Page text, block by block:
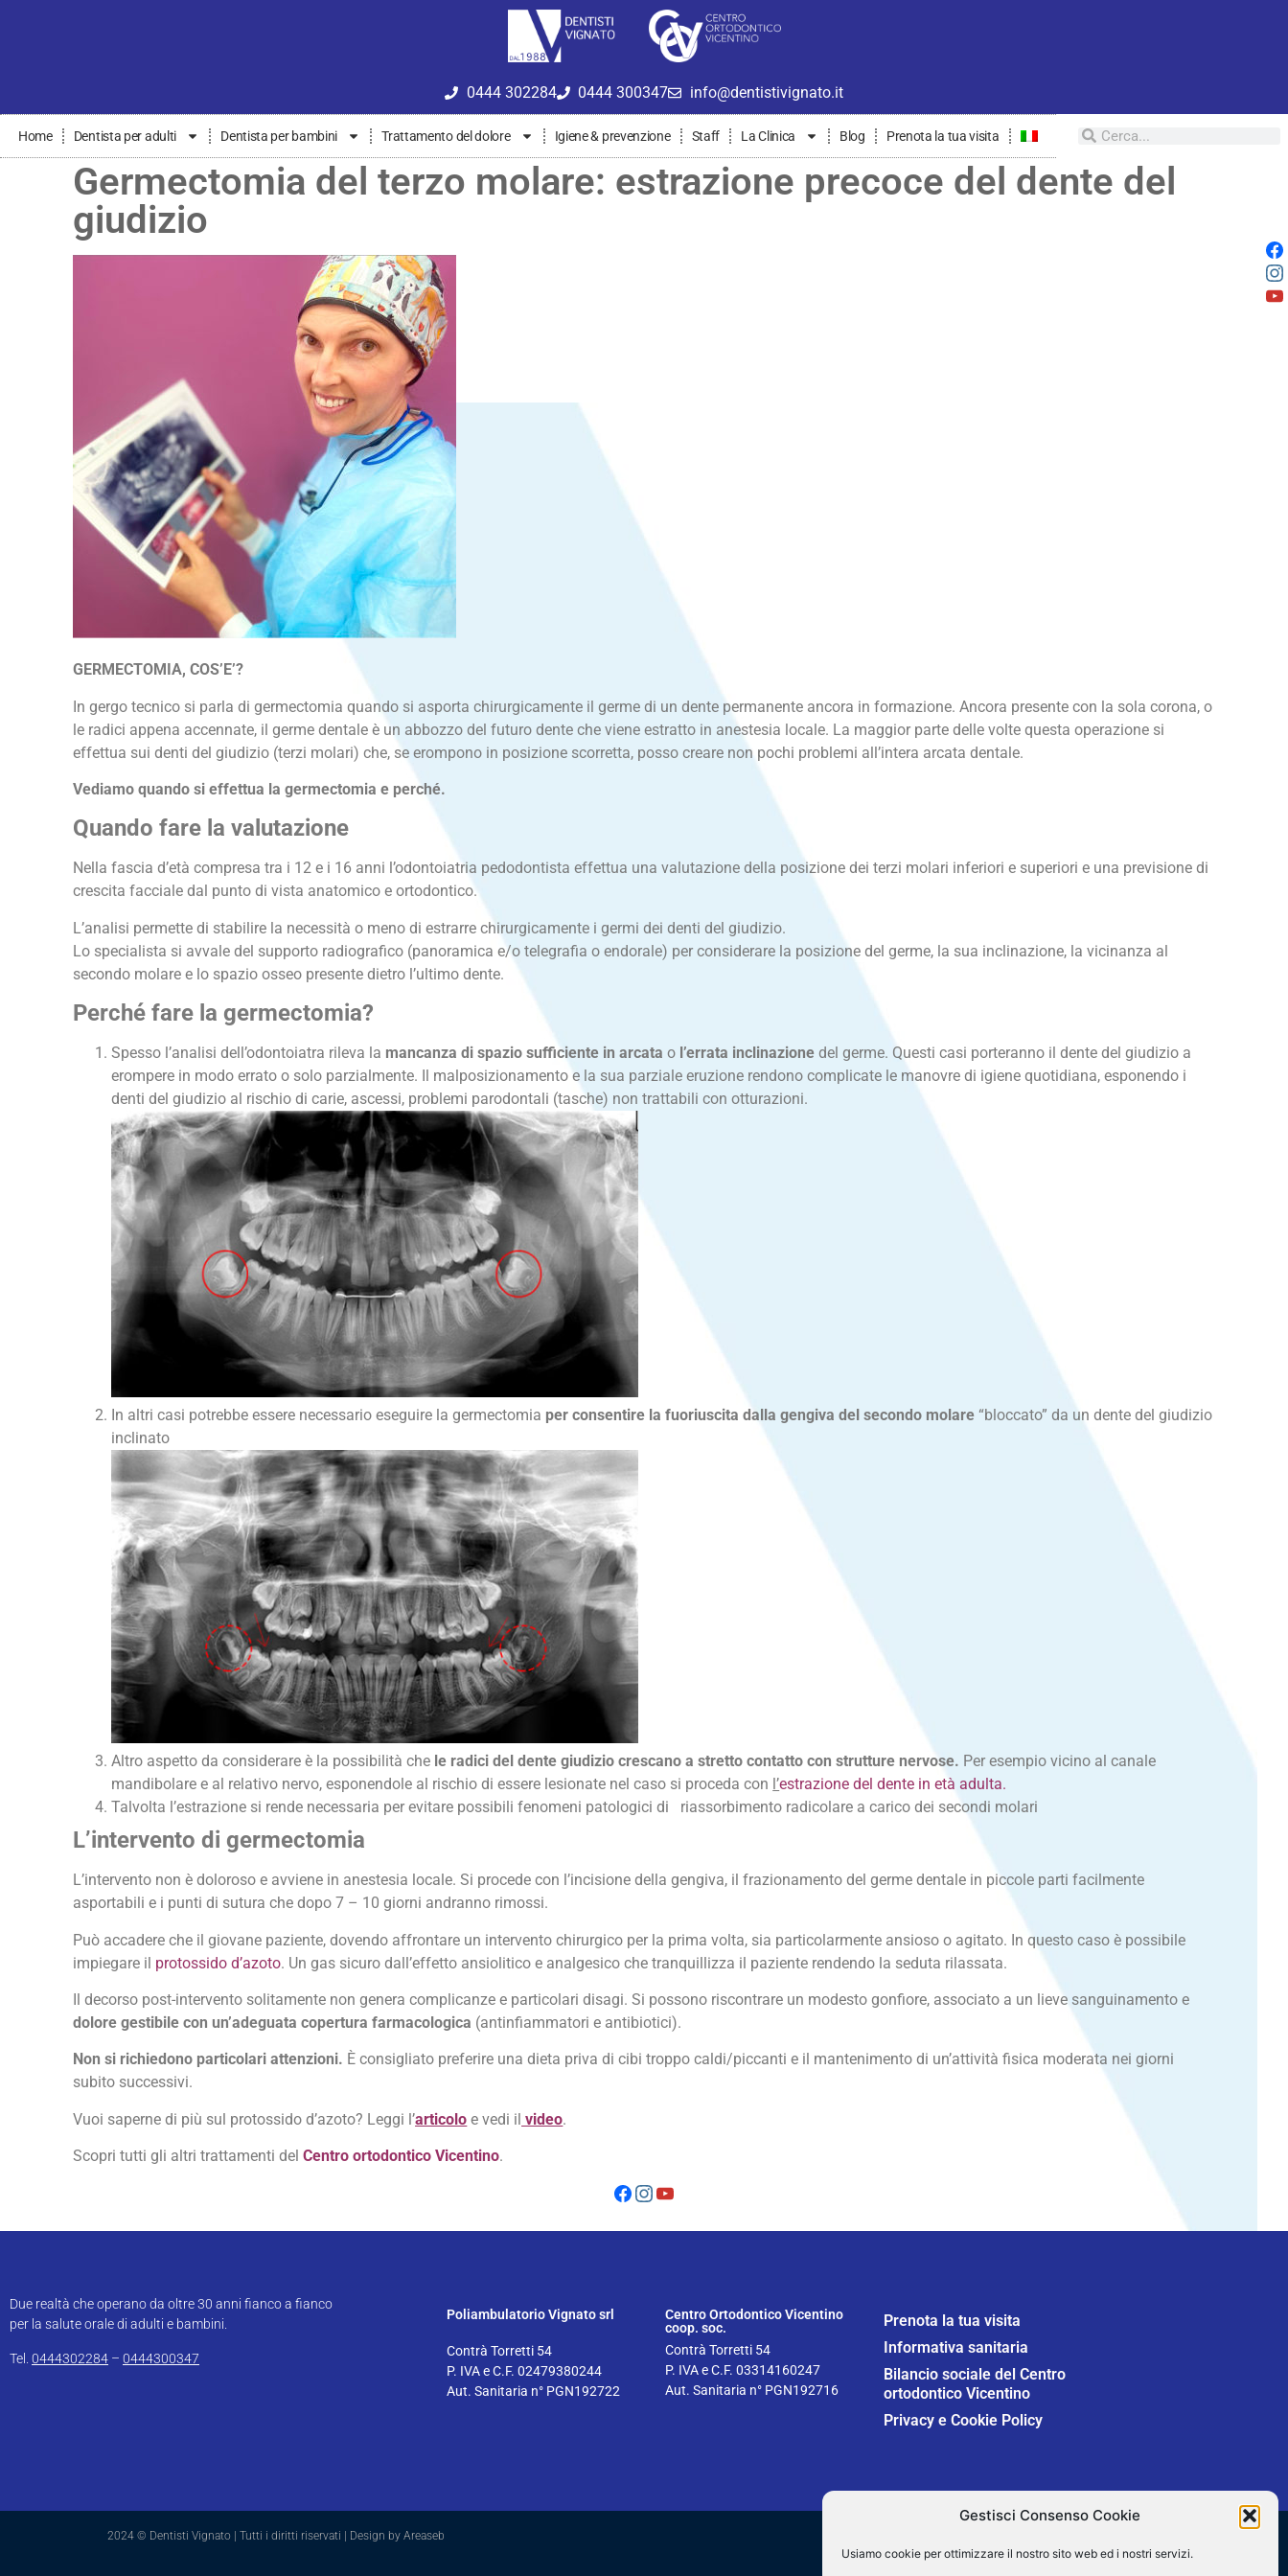
Gestisci Consenso Cookie
Usiamo cookie per ottimizzare il nostro sito web ed i nostri servizi.
0444 302284 0444 300347 info@dentistivignato.it
Home Dentista per adulti Dentista per bambini Trattamento del dolore Igiene & prevenzione Staff La Clinica Blog Prenota la tua visita
Germectomia del terzo molare: estrazione precoce del dente del
giudizio
GERMECTOMIA, COS’E’?
In gergo tecnico si parla di germectomia quando si asporta chirurgicamente il germe di un dente permanente ancora in formazione. Ancora presente con la sola corona, o
le radici appena accennate, il germe dentale è un abbozzo del futuro dente che viene estratto in anestesia locale. La maggior parte delle volte questa operazione si
effettua sui denti del giudizio (terzi molari) che, se erompono in posizione scorretta, posso creare non pochi problemi all’intera arcata dentale.
Vediamo quando si effettua la germectomia e perché.
Quando fare la valutazione
Nella fascia d’età compresa tra i 12 e i 16 anni l’odontoiatria pedodontista effettua una valutazione della posizione dei terzi molari inferiori e superiori e una previsione di
crescita facciale dal punto di vista anatomico e ortodontico.
L’analisi permette di stabilire la necessità o meno di estrarre chirurgicamente i germi dei denti del giudizio.
Lo specialista si avvale del supporto radiografico (panoramica e/o telegrafia o endorale) per considerare la posizione del germe, la sua inclinazione, la vicinanza al
secondo molare e lo spazio osseo presente dietro l’ultimo dente.
Perché fare la germectomia?
Spesso l’analisi dell’odontoiatra rileva la mancanza di spazio sufficiente in arcata o l’errata inclinazione del germe. Questi casi porteranno il dente del giudizio a
erompere in modo errato o solo parzialmente. Il malposizionamento e la sua parziale eruzione rendono complicate le manovre di igiene quotidiana, esponendo i
denti del giudizio al rischio di carie, ascessi, problemi parodontali (tasche) non trattabili con otturazioni.
In altri casi potrebbe essere necessario eseguire la germectomia per consentire la fuoriuscita dalla gengiva del secondo molare “bloccato” da un dente del giudizio
inclinato
Altro aspetto da considerare è la possibilità che le radici del dente giudizio crescano a stretto contatto con strutture nervose. Per esempio vicino al canale
mandibolare e al relativo nervo, esponendole al rischio di essere lesionate nel caso si proceda con l’estrazione del dente in età adulta.
Talvolta l’estrazione si rende necessaria per evitare possibili fenomeni patologici di riassorbimento radicolare a carico dei secondi molari
L’intervento di germectomia
L’intervento non è doloroso e avviene in anestesia locale. Si procede con l’incisione della gengiva, il frazionamento del germe dentale in piccole parti facilmente
asportabili e i punti di sutura che dopo 7 – 10 giorni andranno rimossi.
Può accadere che il giovane paziente, dovendo affrontare un intervento chirurgico per la prima volta, sia particolarmente ansioso o agitato. In questo caso è possibile
impiegare il protossido d’azoto. Un gas sicuro dall’effetto ansiolitico e analgesico che tranquillizza il paziente rendendo la seduta rilassata.
Il decorso post-intervento solitamente non genera complicanze e particolari disagi. Si possono riscontrare un modesto gonfiore, associato a un lieve sanguinamento e
dolore gestibile con un’adeguata copertura farmacologica (antinfiammatori e antibiotici).
Non si richiedono particolari attenzioni. È consigliato preferire una dieta priva di cibi troppo caldi/piccanti e il mantenimento di un’attività fisica moderata nei giorni
subito successivi.
Vuoi saperne di più sul protossido d’azoto? Leggi l’articolo e vedi il video.
Scopri tutti gli altri trattamenti delCentro ortodontico Vicentino.
Due realtà che operano da oltre 30 anni fianco a fianco
per la salute orale di adulti e bambini.
Tel. 0444302284 – 0444300347
Poliambulatorio Vignato srl
Contrà Torretti 54
P. IVA e C.F. 02479380244
Aut. Sanitaria n° PGN192722
Centro Ortodontico Vicentino
coop. soc.
Contrà Torretti 54
P. IVA e C.F. 03314160247
Aut. Sanitaria n° PGN192716
Prenota la tua visita
Informativa sanitaria
Bilancio sociale del Centro
ortodontico Vicentino
Privacy e Cookie Policy
2024 © Dentisti Vignato | Tutti i diritti riservati | Design by Areaseb